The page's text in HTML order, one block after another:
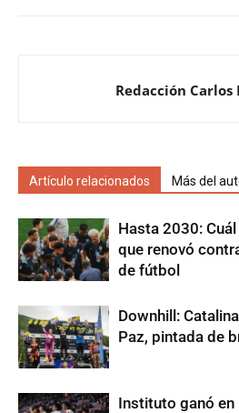
Redacción Carlos
Artículo relacionados Más del
Hasta 2030:
que renovó
de fútbol
Downhill:
Paz, pintada de
Instituto ganó en